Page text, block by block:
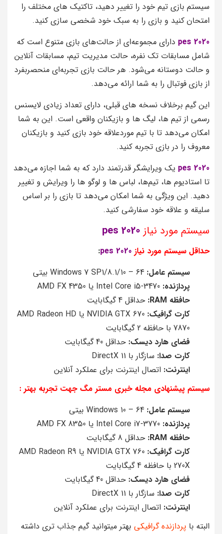
سیستم بازی تیم خود را تغییر دهید، تاکتیک‌ های مختلف را
امتحان کنید و بازی را به سبک خود شخصی‌ سازی کنید.
pes 2020 دارای مجموعه‌ای از حالت‌های بازی متنوع است که
شامل مسابقات تک نفره، حالت مدیریت تیم، مسابقات آنلاین
و حالت دوستانه می‌شود. هر حالت بازی تجربه‌ای منحصربفرد
از بازی فوتبال را به شما ارائه می‌دهد.
این گیم برخلاف نسخه‌ های قبلی، دارای تعداد زیادی لایسنس
رسمی از تیم‌ ها، لیگ‌ ها و بازیکنان واقعی است. این به شما
امکان می‌دهد تا با تیم موردعلاقه خود بازی کنید و بازیکنان
معروف را در بازی تجربه کنید.
pes 2020 یک ویرایشگر قدرتمند دارد که به شما اجازه می‌دهد
تا استادیوم‌ ها، تیم‌ها، لباس‌ ها و لوگو ها را ویرایش و تغییر
دهید. این ویژگی به شما امکان می‌دهد تا بازی را بر اساس
سلیقه و علاقه خود سفارشی کنید.
سیستم مورد نیاز pes 2020
حداقل سیستم مورد نیاز pes 2020
:
سیستم عامل:
پردازنده:
حافظه RAM:
حداقل 4 گیگابایت
کارت گرافیک:
NVIDIA GTX 670 یا AMD Radeon HD
7870 با حافظه 2 گیگابایت
فضای هارد دیسک: حداقل 40 گیگابایت
کارت صدا: سازگار با DirectX 11
اینترنت: اتصال اینترنت برای عملکرد آنلاین
سیستم پیشنهادی مجله خبری مستر مگ جهت تجربه بهتر :
سیستم عامل:
پردازنده:
حافظه RAM:
حداقل 8 گیگابایت
کارت گرافیک:
NVIDIA GTX 760 یا AMD Radeon R9
270X با حافظه 4 گیگابایت
فضای هارد دیسک: حداقل 40 گیگابایت
کارت صدا: سازگار با DirectX 11
اینترنت: اتصال اینترنت برای عملکرد آنلاین
البته با پردازنده گرافیکی بهتر میتوانید گیم جذاب تری داشته